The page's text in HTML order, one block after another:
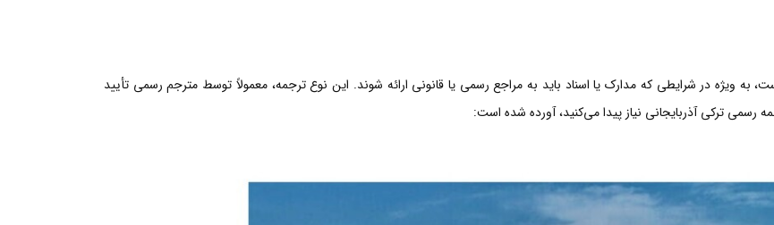
به ویژه در شرایطی که مدارک یا اسناد باید به مراجع رسمی یا قانونی ارائه شوند. این نوع ترجمه، معمولاً توسط مترجم رسمی تأیید
رسمی ترکی آذربایجانی نیاز پیدا می‌کنید، آورده شده است: